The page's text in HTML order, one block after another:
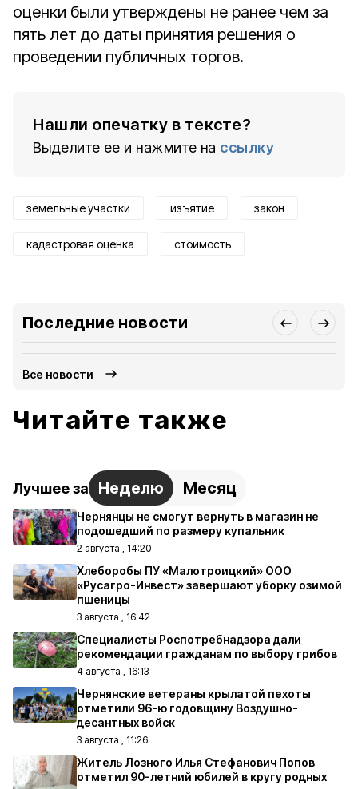
оценки были утверждены не ранее чем за
пять лет до даты принятия решения о
проведении публичных торгов.
Нашли опечатку в тексте?
Выделите ее и нажмите на ссылку
земельные участки изъятие закон
кадастровая оценка стоимость
Последние новости
Все новости
Читайте также
Лучшее за Неделю Месяц
Чернянцы не смогут вернуть в магазин не
подошедший по размеру купальник
2 августа , 14:20
Хлеборобы ПУ «Малотроицкий» ООО
«Русагро-Инвест» завершают уборку озимой
пшеницы
3 августа , 16:42
Специалисты Роспотребнадзора дали
рекомендации гражданам по выбору грибов
4 августа , 16:13
Чернянские ветераны крылатой пехоты
отметили 96-ю годовщину Воздушно-
десантных войск
3 августа , 11:26
Житель Лозного Илья Стефанович Попов
отметил 90-летний юбилей в кругу родных